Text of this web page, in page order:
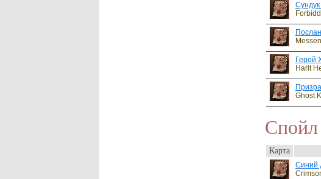
Сундук
Герой
Harit
Ghost
Спойл
Карта
Синий